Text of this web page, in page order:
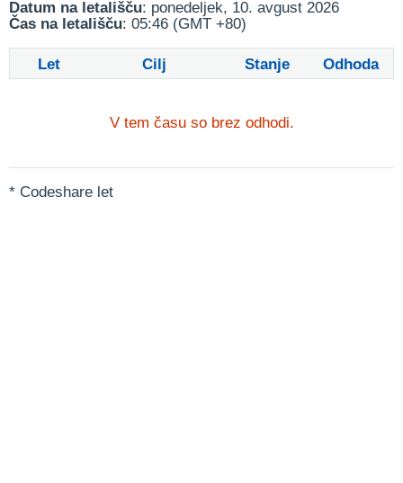
Datum na letališču: ponedeljek, 10. avgust 2026
Čas na letališču: 05:46 (GMT +80)
Let Cilj Stanje Odhoda
V tem času so brez odhodi.
* Codeshare let